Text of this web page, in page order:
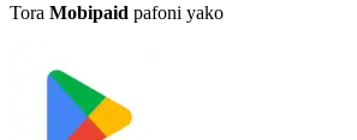
Tora Mobipaid pafoni yako